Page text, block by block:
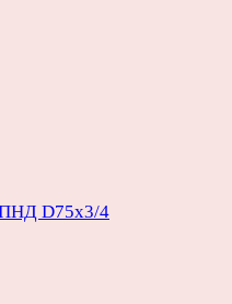
ПНД D75х3/4